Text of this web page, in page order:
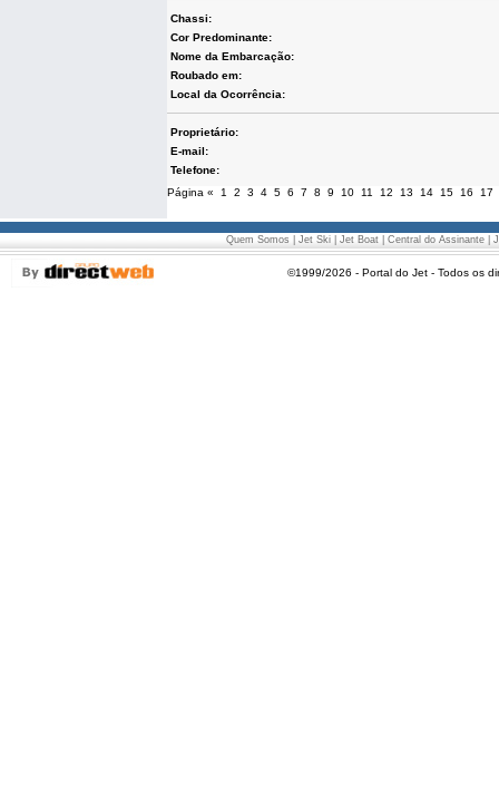
Chassi:
Cor Predominante:
Nome da Embarcação:
Roubado em:
Local da Ocorrência:
Proprietário:
E-mail:
Telefone:
Página « 1 2 3 4 5 6 7 8 9 10 11 12 13 14 15 16 17
Quem Somos Jet Ski Jet Boat Central do Assinante
©1999/2026 - Portal do Jet - Todos os